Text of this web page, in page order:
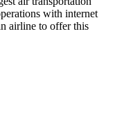
with internet
airline to offer this